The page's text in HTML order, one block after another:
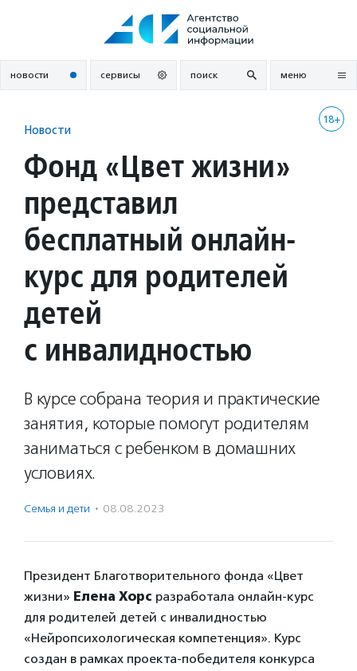
новости сервисы поиск меню
18+
Новости
Фонд «Цвет жизни»
представил
бесплатный онлайн-
курс для родителей
детей
с инвалидностью
В курсе собрана теория и практические
занятия, которые помогут родителям
заниматься с ребенком в домашних
условиях.
Семья и дети · 08.08.2023
Президент Благотворительного фонда «Цвет
жизни» Елена Хорс разработала онлайн-курс
для родителей детей с инвалидностью
«Нейропсихологическая компетенция». Курс
создан в рамках проекта-победителя конкурса